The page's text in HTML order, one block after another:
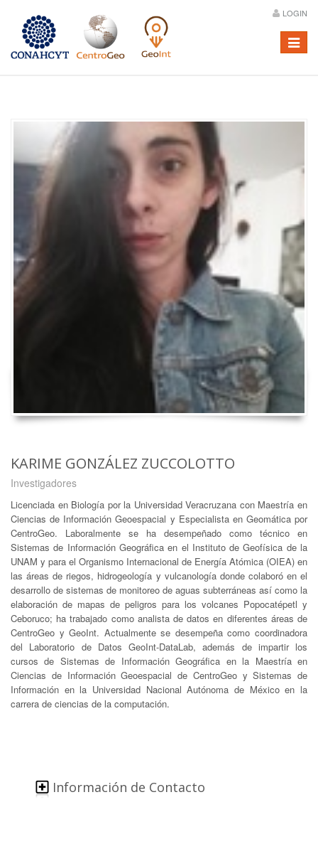
LOGIN
Menú
KARIME GONZÁLEZ ZUCCOLOTTO
Investigadores
Licenciada en Biología por la Universidad Veracruzana con Maestría en
Ciencias de Información Geoespacial y Especialista en Geomática por
CentroGeo. Laboralmente se ha desempeñado como técnico en
Sistemas de Información Geográfica en el Instituto de Geofísica de la
UNAM y para el Organismo Internacional de Energía Atómica (OIEA) en
las áreas de riegos, hidrogeología y vulcanología donde colaboró en el
desarrollo de sistemas de monitoreo de aguas subterráneas así como la
elaboración de mapas de peligros para los volcanes Popocatépetl y
Ceboruco; ha trabajado como analista de datos en diferentes áreas de
CentroGeo y GeoInt. Actualmente se desempeña como coordinadora
del Laboratorio de Datos GeoInt-DataLab, además de impartir los
cursos de Sistemas de Información Geográfica en la Maestría en
Ciencias de Información Geoespacial de CentroGeo y Sistemas de
Información en la Universidad Nacional Autónoma de México en la
carrera de ciencias de la computación.
Información de Contacto